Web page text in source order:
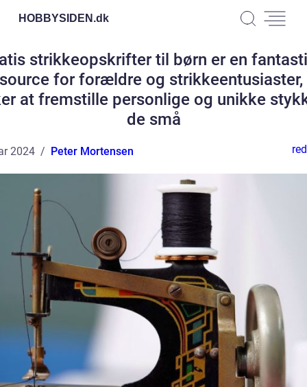
HOBBYSIDEN.dk
strikkeopskrifter til børn er en
for forældre og strikkeentusiaster,
at fremstille personlige og unikke
de små
2024 Peter Mortensen